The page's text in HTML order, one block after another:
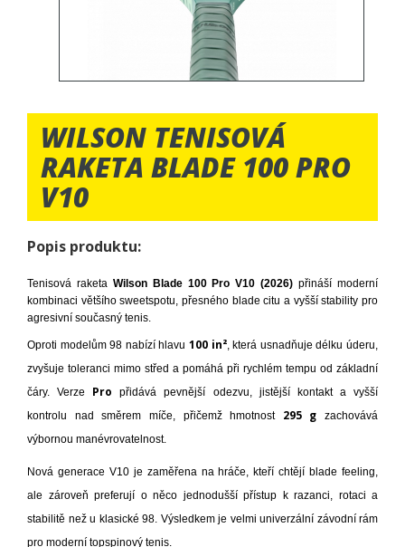
WILSON TENISOVÁ
RAKETA BLADE 100 PRO
V10
Popis produktu:
Tenisová raketa Wilson Blade 100 Pro V10 (2026) přináší moderní
kombinaci většího sweetspotu, přesného blade citu a vyšší stability pro
agresivní současný tenis.
Oproti modelům 98 nabízí hlavu 100 in², která usnadňuje délku úderu,
zvyšuje toleranci mimo střed a pomáhá při rychlém tempu od základní
čáry. Verze Pro přidává pevnější odezvu, jistější kontakt a vyšší
kontrolu nad směrem míče, přičemž hmotnost 295 g zachovává
výbornou manévrovatelnost.
Nová generace V10 je zaměřena na hráče, kteří chtějí blade feeling,
ale zároveň preferují o něco jednodušší přístup k razanci, rotaci a
stabilitě než u klasické 98. Výsledkem je velmi univerzální závodní rám
pro moderní topspinový tenis.